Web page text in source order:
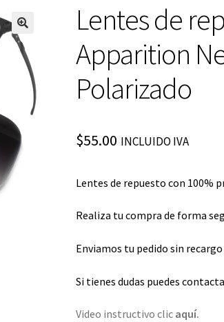
Lentes de
Apparition
Polarizado
$55.00 INCLUIDO IVA
Lentes de repuesto con 100%
Realiza tu compra de forma
Enviamos tu pedido sin
Si tienes dudas puedes
Video instructivo clic aquí.